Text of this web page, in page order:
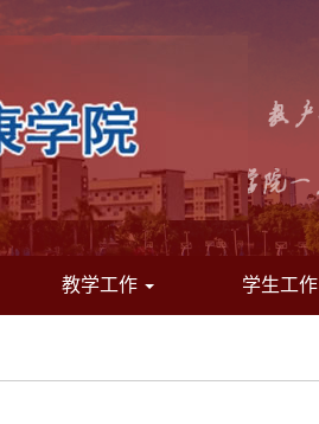
教学工作 学生工作